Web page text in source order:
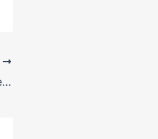
Comment aménager un appartement ou une maison pour combler ses locataires?